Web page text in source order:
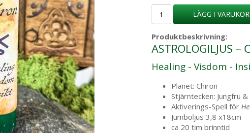
LÄGG I
Produktbeskrivning:
ASTROLOGILJUS –
Healing - Visdom -
Planet: Chiron
Stjärntecken: Jungfru
Aktiverings-Spell för
Jumboljus 3,8 x18cm
ca 20 tim brinntid